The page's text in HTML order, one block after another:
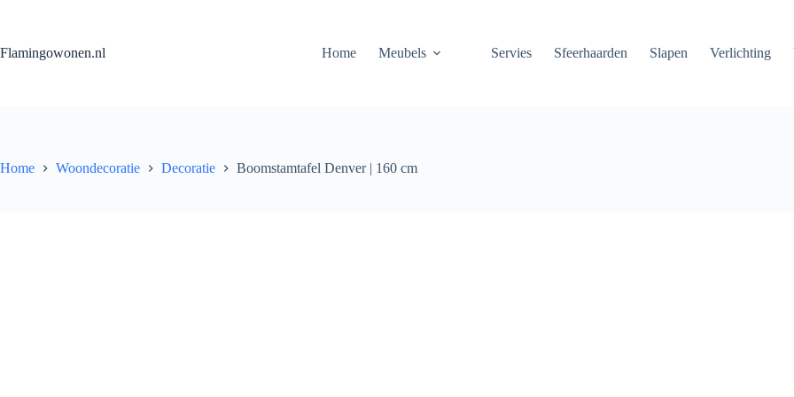
Flamingowonen.nl Home Meubels Servies Sfeerhaarden Slapen Verlichting
Home Woondecoratie Decoratie Boomstamtafel Denver | 160 cm